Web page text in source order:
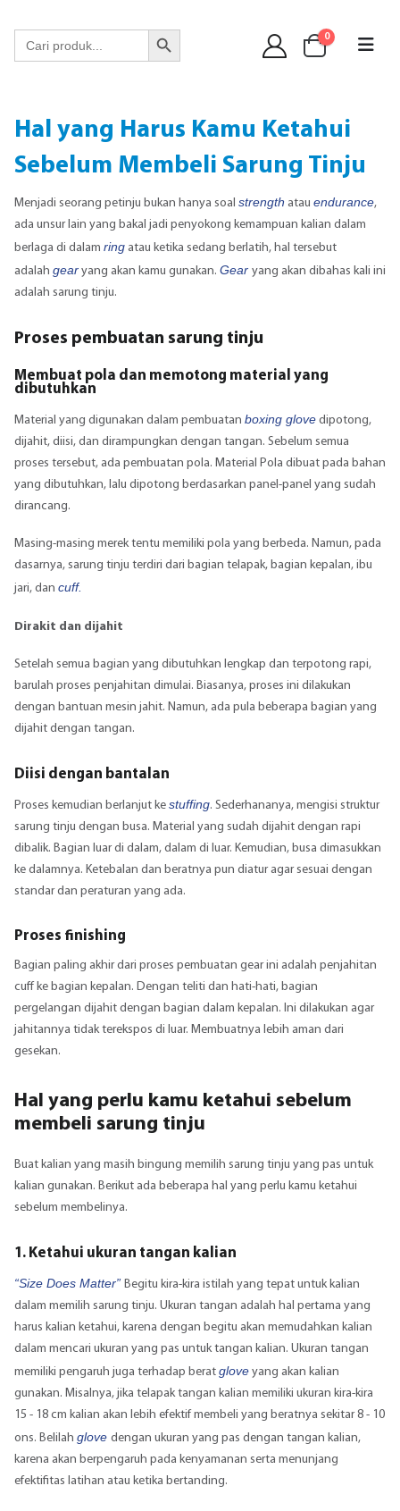
Search
for:
Search Button
0
Hal yang Harus Kamu Ketahui
Sebelum Membeli Sarung Tinju
Menjadi seorang petinju bukan hanya soal strength atau endurance,
ada unsur lain yang bakal jadi penyokong kemampuan kalian dalam
berlaga di dalam ring atau ketika sedang berlatih, hal tersebut
adalah gear yang akan kamu gunakan. Gear yang akan dibahas kali ini
adalah sarung tinju.
Proses pembuatan sarung tinju
Membuat pola dan memotong material yang
dibutuhkan
Material yang digunakan dalam pembuatan boxing glove dipotong,
dijahit, diisi, dan dirampungkan dengan tangan. Sebelum semua
proses tersebut, ada pembuatan pola. Material Pola dibuat pada bahan
yang dibutuhkan, lalu dipotong berdasarkan panel-panel yang sudah
dirancang.
Masing-masing merek tentu memiliki pola yang berbeda. Namun, pada
dasarnya, sarung tinju terdiri dari bagian telapak, bagian kepalan, ibu
jari, dan cuff.
Dirakit dan dijahit
Setelah semua bagian yang dibutuhkan lengkap dan terpotong rapi,
barulah proses penjahitan dimulai. Biasanya, proses ini dilakukan
dengan bantuan mesin jahit. Namun, ada pula beberapa bagian yang
dijahit dengan tangan.
Diisi dengan bantalan
Proses kemudian berlanjut ke stuffing. Sederhananya, mengisi struktur
sarung tinju dengan busa. Material yang sudah dijahit dengan rapi
dibalik. Bagian luar di dalam, dalam di luar. Kemudian, busa dimasukkan
ke dalamnya. Ketebalan dan beratnya pun diatur agar sesuai dengan
standar dan peraturan yang ada.
Proses finishing
Bagian paling akhir dari proses pembuatan gear ini adalah penjahitan
cuff ke bagian kepalan. Dengan teliti dan hati-hati, bagian
pergelangan dijahit dengan bagian dalam kepalan. Ini dilakukan agar
jahitannya tidak terekspos di luar. Membuatnya lebih aman dari
gesekan.
Hal yang perlu kamu ketahui sebelum
membeli sarung tinju
Buat kalian yang masih bingung memilih sarung tinju yang pas untuk
kalian gunakan. Berikut ada beberapa hal yang perlu kamu ketahui
sebelum membelinya.
1. Ketahui ukuran tangan kalian
“Size Does Matter” Begitu kira-kira istilah yang tepat untuk kalian
dalam memilih sarung tinju. Ukuran tangan adalah hal pertama yang
harus kalian ketahui, karena dengan begitu akan memudahkan kalian
dalam mencari ukuran yang pas untuk tangan kalian. Ukuran tangan
memiliki pengaruh juga terhadap berat glove yang akan kalian
gunakan. Misalnya, jika telapak tangan kalian memiliki ukuran kira-kira
15 - 18 cm kalian akan lebih efektif membeli yang beratnya sekitar 8 - 10
ons. Belilah glove dengan ukuran yang pas dengan tangan kalian,
karena akan berpengaruh pada kenyamanan serta menunjang
efektifitas latihan atau ketika bertanding.